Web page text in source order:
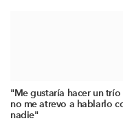
"Me gustaría hacer un trío
no me atrevo a hablarlo
nadie"